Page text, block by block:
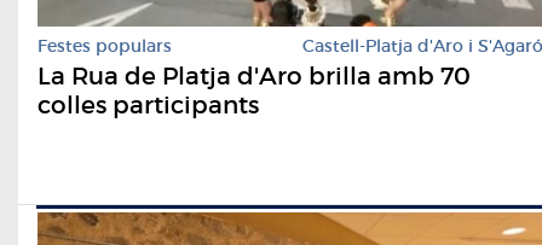
Festes populars Castell-Platja d'Aro i S'Agaró
La Rua de Platja d'Aro brilla amb 70
colles participants